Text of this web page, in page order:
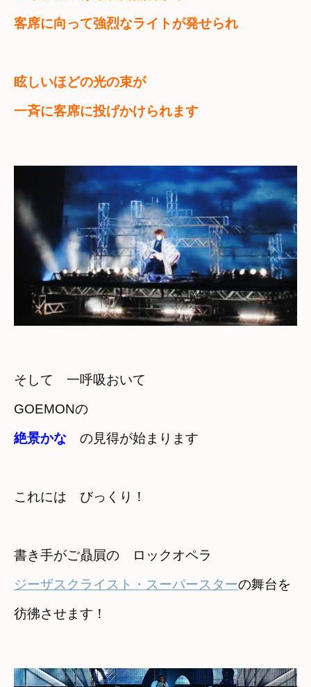
眩しいほどの光の束が
一斉に客席に投げかけられます
そして　一呼吸おいて
絶景かな の見得が始まります
これには　びっくり！
書き手がご贔屓の　ロックオペラ
ジーザスクライスト・スーパースターの舞台を
彷彿させます！